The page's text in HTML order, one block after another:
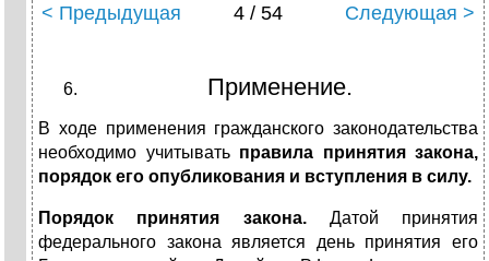
< Предыдущая 4 / 54 Следующая >
Применение.
В ходе применения гражданского законодательства
необходимо учитывать правила принятия закона,
порядок его опубликования и вступления в силу.
Порядок принятия закона.Датой принятия
федерального закона является день принятия его